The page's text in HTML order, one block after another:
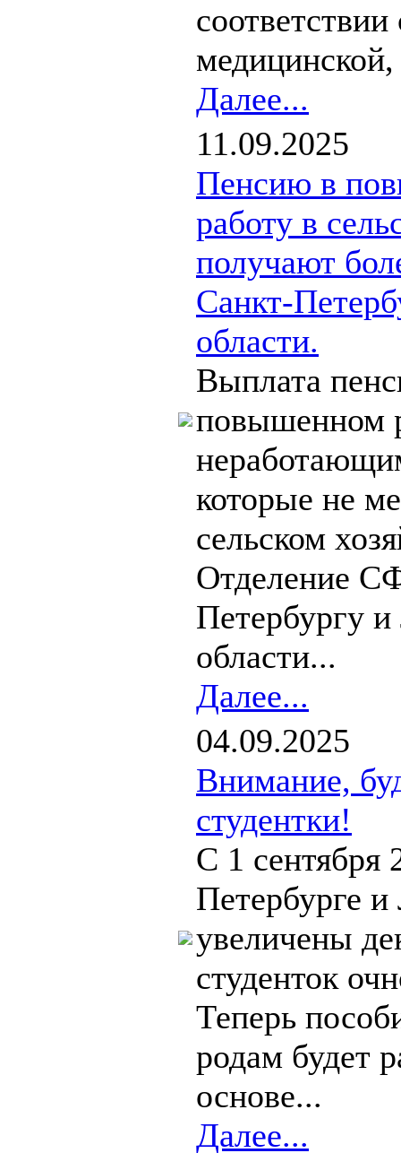
Далее...
11.09.2025
Пенсию в
работу в
получают
Санкт-
области.
Выплата
повышенном
которые не
сельском
Отделение
Петербургу
области...
Далее...
04.09.2025
Внимание,
студентки!
С 1 сентября
Петербурге
увеличены
студенток
Теперь
родам будет
основе...
Далее...